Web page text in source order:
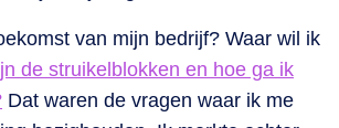
van mijn bedrijf? Waar wil ik
de struikelblokken en hoe ga ik
Dat waren de vragen waar ik me